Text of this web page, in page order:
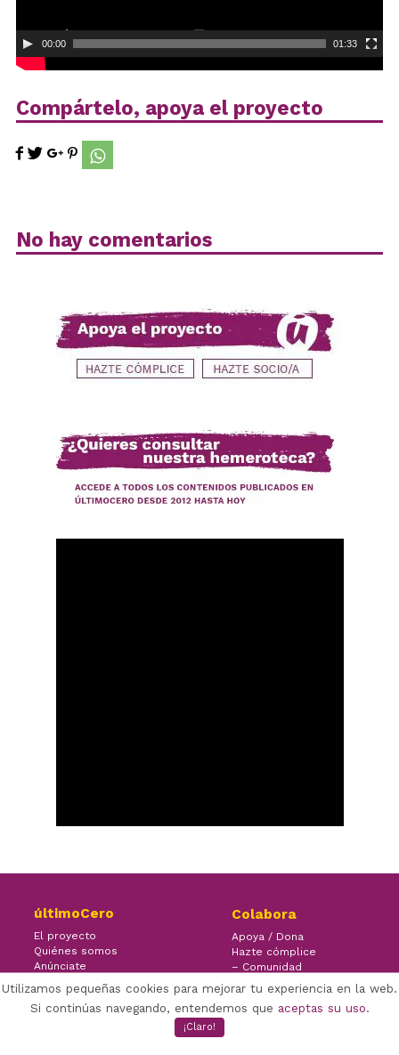
00:00 01:33
Compártelo, apoya el proyecto
No hay comentarios
últimoCero
El proyecto
Quiénes somos
Anúnciate
Colabora
Apoya / Dona
Hazte cómplice
– Comunidad
– Ayuda
Utilizamos pequeñas cookies para mejorar tu experiencia en la web.
Si continúas navegando, entendemos que aceptas su uso.
¡Claro!